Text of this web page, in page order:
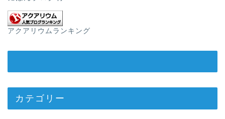
アクアリウムランキング
カテゴリー